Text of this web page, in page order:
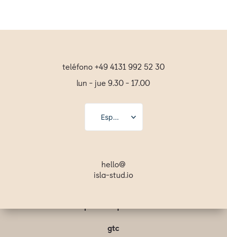
teléfono +49 4131 992 52 30
lun - jue 9.30 - 17.00
Español
Français
hello@
isla-stud.io
gtc